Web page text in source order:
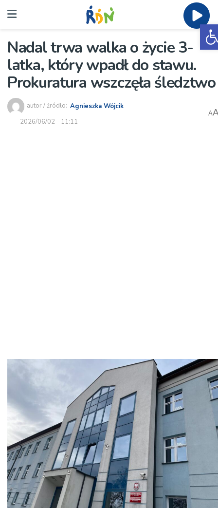
Nadal trwa walka o życie 3-
latka, który wpadł do stawu.
Prokuratura wszczęła śledztwo
autor / źródło: Agnieszka Wójcik
2026/06/02 - 11:11
A